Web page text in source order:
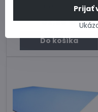
Skladom u dodávateľa
32,66 €
/ m2
Do košíka
Prijať